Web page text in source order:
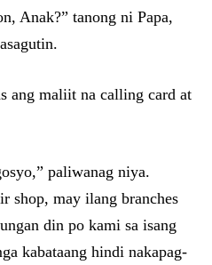
Anak?” tanong ni Papa,
ang maliit na calling card at
paliwanag niya.
shop, may ilang branches
din po kami sa isang
kabataang hindi nakapag-